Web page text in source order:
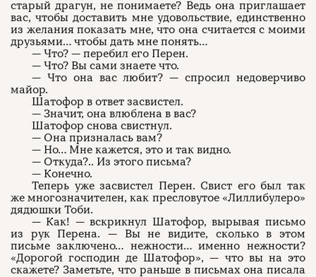
старый драгун, не понимаете? Ведь она приглашает
вас, чтобы доставить мне удовольствие, единственно
из желания показать мне, что она считается с моими
друзьями… чтобы дать мне понять…
— Что? — перебил его Перен.
— Что? Вы сами знаете что.
— Что она вас любит? — спросил недоверчиво
майор.
Шатофор в ответ засвистел.
— Значит, она влюблена в вас?
Шатофор снова свистнул.
— Она призналась вам?
— Но… Мне кажется, это и так видно.
— Откуда?.. Из этого письма?
— Конечно.
Теперь уже засвистел Перен. Свист его был так
же многозначителен, как пресловутое «Лиллибулеро»
дядюшки Тоби.
— Как! — вскрикнул Шатофор, вырывая письмо
из рук Перена. — Вы не видите, сколько в этом
письме заключено… нежности… именно нежности?
«Дорогой господин де Шатофор», — что вы на это
скажете? Заметьте, что раньше в письмах она писала